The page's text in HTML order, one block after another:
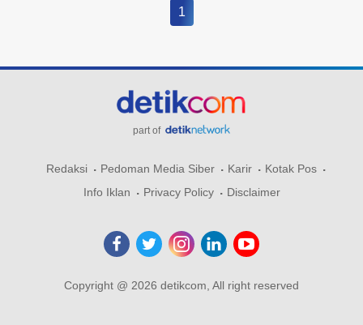
1
part of
Redaksi Pedoman Media Siber Karir
Kotak Pos
Info Iklan
Privacy Policy Disclaimer
Copyright @ 2026 detikcom, All right reserved